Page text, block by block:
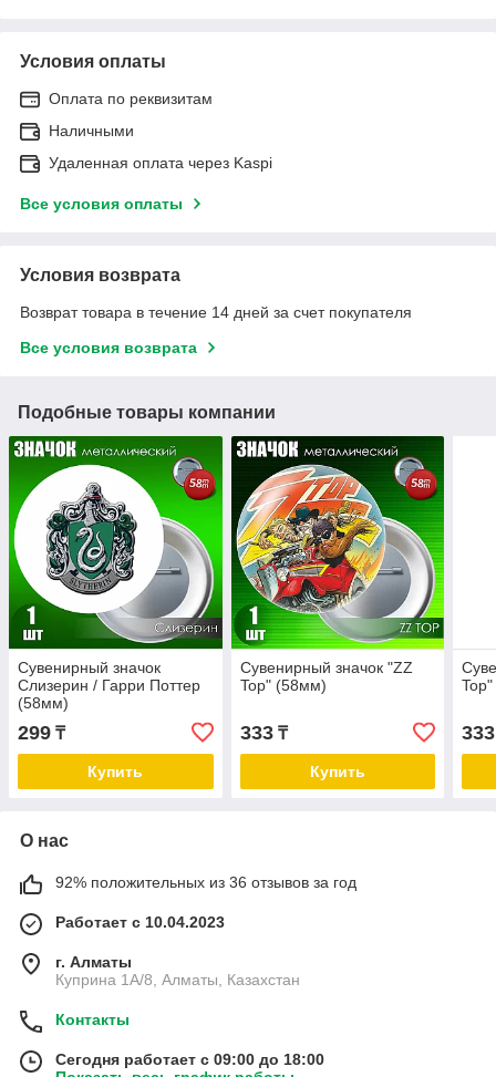
Условия оплаты
Оплата по реквизитам
Наличными
Удаленная оплата через Kaspi
Все условия оплаты
Условия возврата
Возврат товара в течение 14 дней за счет покупателя
Все условия возврата
Подобные товары компании
Сувенирный значок
Слизерин / Гарри Поттер
(58мм)
299 ₸
Купить
Сувенирный значок "ZZ
Top" (58мм)
333₸
Купить
333
О нас
92% положительных из 36 отзывов за год
Работает с 10.04.2023
г. Алматы
Куприна 1A/8, Алматы, Казахстан
Контакты
Сегодня работает с 09:00 до 18:00